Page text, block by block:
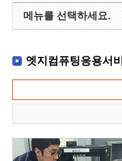
메뉴를 선택하세요.
엣지컴퓨팅응용서